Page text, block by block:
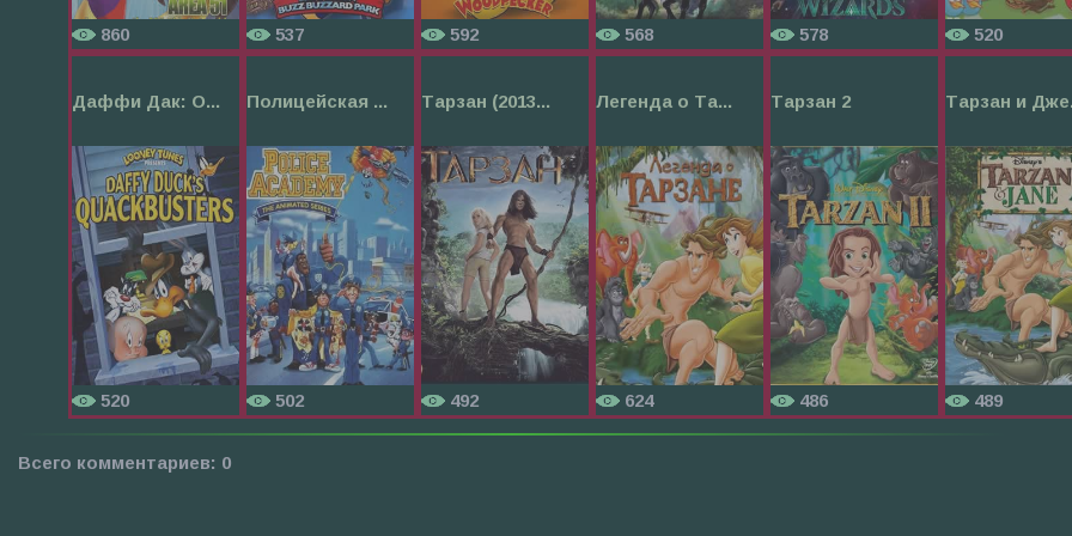
860 537 592 568 578 520
Даффи Дак: О...
520
Полицейская ...
502
Тарзан (2013...
492
Легенда о Та...
624
Тарзан 2
486
Тарзан и
489
Всего комментариев: 0